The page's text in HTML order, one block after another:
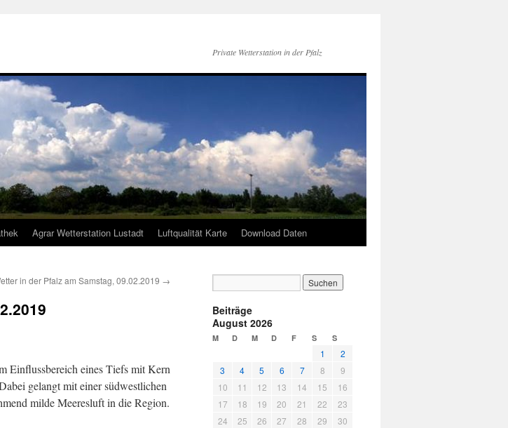
Private Wetterstation in der Pfalz
Agrar Wetterstation Lustadt Luftqualität Karte Download Daten
in der Pfalz am Samstag, 09.02.2019 →
Einflussbereich eines Tiefs mit Kern
gelangt mit einer südwestlichen
milde Meeresluft in die Region.
Beiträge
August 2026
M D M D F S S
1
2
3
4 5 6 7 8
9
10
11 12 13 14 15
16
17
18 19 20 21 22
23
24
25 26 27 28 29
30